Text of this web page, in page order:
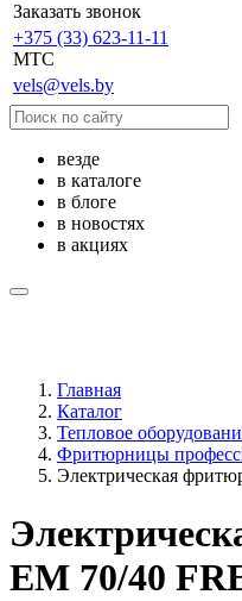
Заказать звонок
+375 (33) 623-11-11
MTC
vels@vels.by
везде
в каталоге
в блоге
в новостях
в акциях
Главная
Каталог
Тепловое
Фритюрницы
Электрическая
EM 70/40